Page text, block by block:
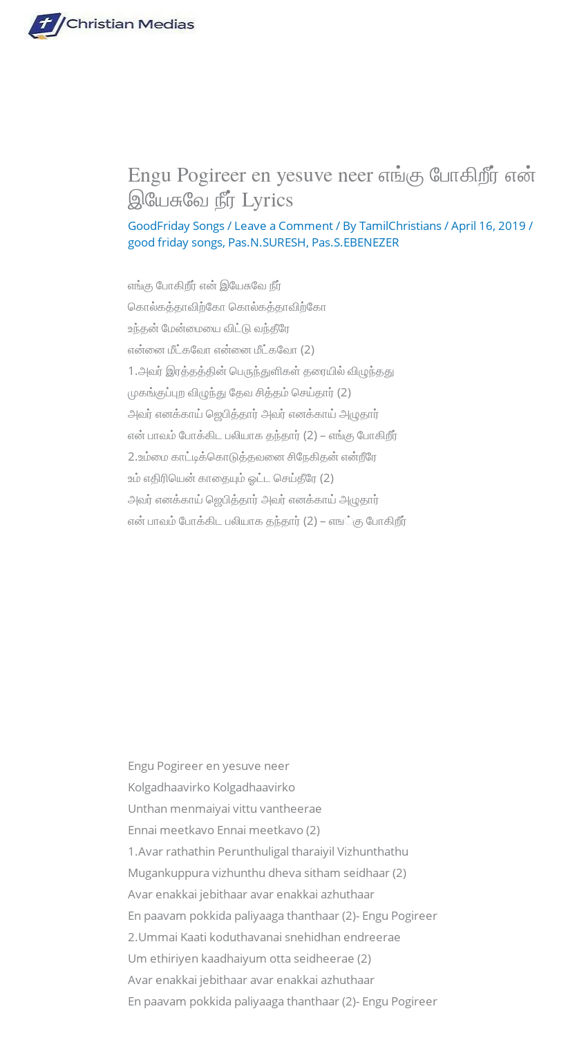
Engu Pogireer en yesuve neer எங்கு போகிறீர் என்
இயேசுவே நீர் Lyrics
GoodFriday Songs/ Leave a Comment/ ByTamilChristians/April 16, 2019/
good friday songs, Pas.N.SURESH, Pas.S.EBENEZER
எங்கு போகிறீர் என் இயேசுவே நீர்
கொல்கத்தாவிற்கோ கொல்கத்தாவிற்கோ
உந்தன் மேன்மையை விட்டு வந்தீரே
என்னை மீட்கவோ என்னை மீட்கவோ (2)
1.அவர் இரத்தத்தின் பெருந்துளிகள் தரையில் விழுந்தது
முகங்குப்புற விழுந்து தேவ சித்தம் செய்தார் (2)
அவர் எனக்காய் ஜெபித்தார் அவர் எனக்காய் அழுதார்
என் பாவம் போக்கிட பலியாக தந்தார் (2) – எங்கு போகிறீர்
2.உம்மை காட்டிக்கொடுத்தவனை சிநேகிதன் என்றீரே
உம் எதிரியென் காதையும் ஓட்ட செய்தீரே (2)
அவர் எனக்காய் ஜெபித்தார் அவர் எனக்காய் அழுதார்
என் பாவம் போக்கிட பலியாக தந்தார் (2) – எங்கு போகிறீர்
Engu Pogireer en yesuve neer
Kolgadhaavirko Kolgadhaavirko
Unthan menmaiyai vittu vantheerae
Ennai meetkavo Ennai meetkavo (2)
1.Avar rathathin Perunthuligal tharaiyil Vizhunthathu
Mugankuppura vizhunthu dheva sitham seidhaar (2)
Avar enakkai jebithaar avar enakkai azhuthaar
En paavam pokkida paliyaaga thanthaar (2)- Engu Pogireer
2.Ummai Kaati koduthavanai snehidhan endreerae
Um ethiriyen kaadhaiyum otta seidheerae (2)
Avar enakkai jebithaar avar enakkai azhuthaar
En paavam pokkida paliyaaga thanthaar (2)- Engu Pogireer